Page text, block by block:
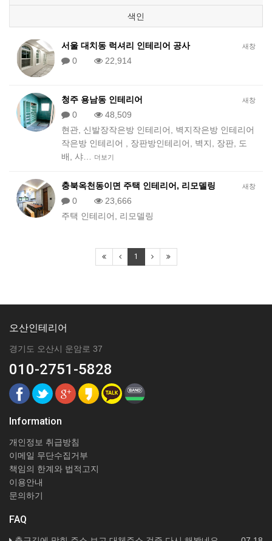
색인
새창
서울 대치동 럭셔리 인테리어 공사
0
22,914
새창
청주 용남동 인테리어
0
48,509
현관, 신발장작은방 인테리어, 벽지작은방 인테리어
작은방 인테리어 , 장판방인테리어, 벽지, 장판, 도
배, 샤…
더보기
새창
충북옥천동이면 주택 인테리어, 리모델링
0
23,666
주택 인테리어, 리모델링
1
오산인테리어
경기도 오산시 운암로 37
010-2751-5828
Information
개인정보 취급방침
이메일 무단수집거부
책임의 한계와 법적고지
이용안내
문의하기
FAQ